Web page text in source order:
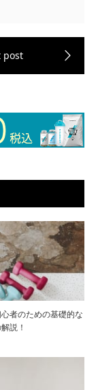
者のための基礎的な
説！